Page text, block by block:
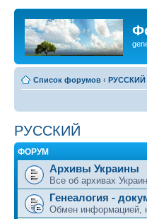
Список форумов ‹ РУССКИЙ
РУССКИЙ
ФОРУМ
Архивы Украины
Все об архивах
Генеалогия -
Обмен информацией,